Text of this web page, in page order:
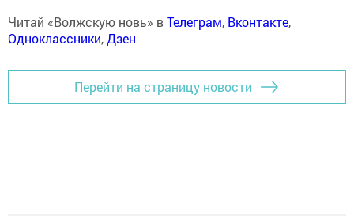
Читай «Волжскую новь» вТелеграм, Вконтакте,
Одноклассники,Дзен
Перейти на страницу новости